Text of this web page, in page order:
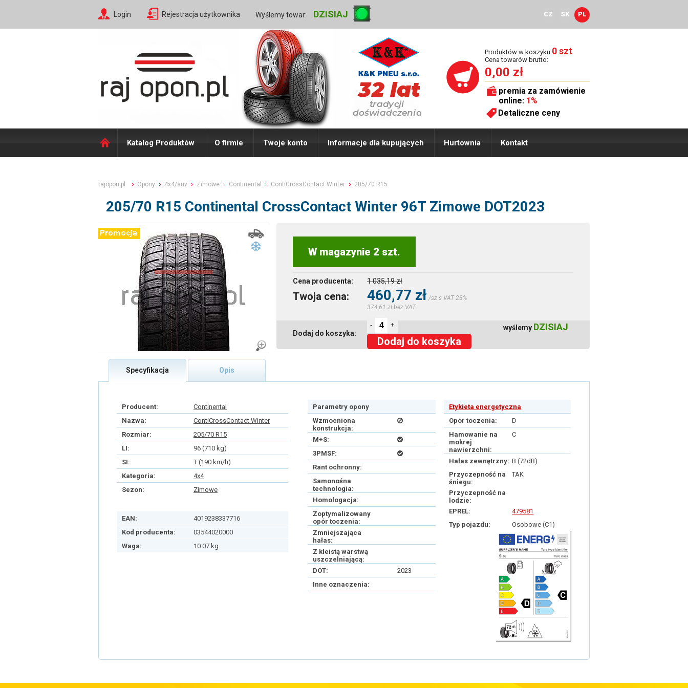
Login Rejestracja użytkownika Wyślemy towar: DZISIAJ CZ SK PL
Produktów w koszyku 0 szt
Cena towarów brutto:
0,00 zł
premia za zamówienie
online: 1%
Detaliczne ceny
Katalog Produktów O firmie Twoje konto Informacje dla kupujących Hurtownia Kontakt
rajopon.pl Opony 4x4/suv Zimowe Continental ContiCrossContact Winter 205/70 R15
205/70 R15 Continental CrossContact Winter 96T Zimowe DOT2023
W magazynie 2 szt.
Cena producenta: 1 035,19 zł
Twoja cena: 460,77 zł /sz s VAT 23%
374,61 zł bez VAT
Dodaj do koszyka:
wyślemy DZISIAJ
- +
Dodaj do koszyka
Specyfikacja Opis
Producent:
Continental
Nazwa:
ContiCrossContact Winter
Rozmiar:
205/70 R15
LI:
96 (710 kg)
SI:
T (190 km/h)
Kategoria:
4x4
Sezon:
Zimowe
EAN:
4019238337716
Kod producenta:
03544020000
Waga:
10.07 kg
Parametry opony
Wzmocniona
konstrukcja:
M+S:
3PMSF:
Rant ochronny:
Samonośna
technologia:
Homologacja:
Zoptymalizowany
opór toczenia:
Zmniejszająca
hałas:
Z kleistą warstwą
uszczelniającą:
DOT:
2023
Inne oznaczenia:
Etykieta energetyczna
Opór toczenia:
D
Hamowanie na
mokrej
nawierzchni:
C
Hałas zewnętrzny: B (72dB)
Przyczepność na
śniegu:
TAK
Przyczepność na
lodzie:
EPREL:
479581
Typ pojazdu:
Osobowe (C1)